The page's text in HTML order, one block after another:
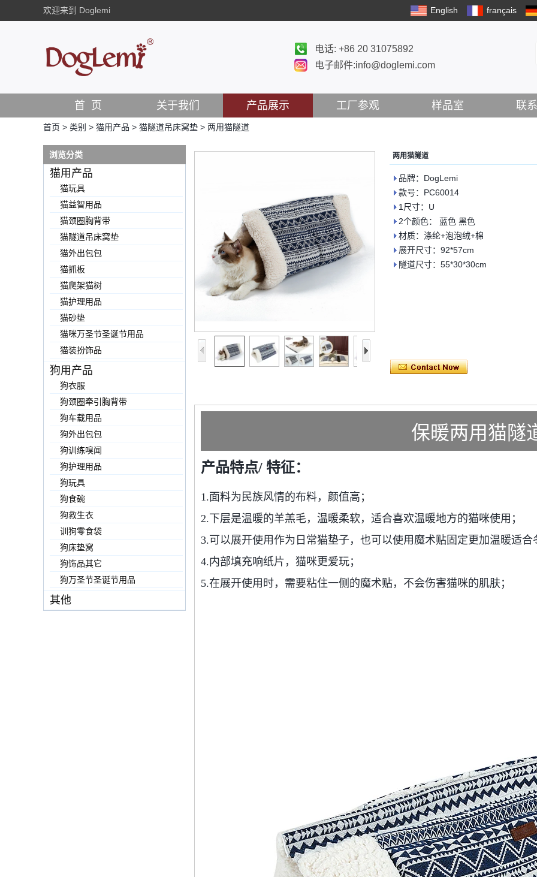
欢迎来到 Doglemi English français
电话: +86 20 31075892
电子邮件:info@doglemi.com
首 页 关于我们 产品展示 工厂参观 样品室 联
首页 > 类别 > 猫用产品 > 猫隧道吊床窝垫 > 两用猫隧道
浏览分类
猫用产品
猫玩具
猫益智用品
猫颈圈胸背带
猫隧道吊床窝垫
猫外出包包
猫抓板
猫爬架猫树
猫护理用品
猫砂垫
猫咪万圣节圣诞节用品
猫装扮饰品
狗用产品
狗衣服
狗颈圈牵引胸背带
狗车载用品
狗外出包包
狗训练嗅闻
狗护理用品
狗玩具
狗食碗
狗救生衣
训狗零食袋
狗床垫窝
狗饰品其它
狗万圣节圣诞节用品
其他
两用猫隧道
品牌：DogLemi
款号：PC60014
1尺寸：U
2个颜色： 蓝色 黑色
材质：涤纶+泡泡绒+棉
展开尺寸：92*57cm
隧道尺寸：55*30*30cm
保暖两用猫隧
产品特点/ 特征：
1.面料为民族风情的布料，颜值高；
2.下层是温暖的羊羔毛，温暖柔软，适合喜欢温暖地方的猫咪使用；
3.可以展开使用作为日常猫垫子，也可以使用魔术贴固定更加温暖适合
4.内部填充响纸片，猫咪更爱玩；
5.在展开使用时，需要粘住一侧的魔术贴，不会伤害猫咪的肌肤；